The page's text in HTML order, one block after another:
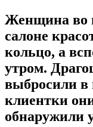
Женщина во
салоне
кольцо, а
утром.
выбросили в
клиентки
обнаружили